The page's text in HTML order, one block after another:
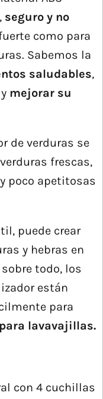
seguro y no
como para
Sabemos la
saludables,
mejorar su
de verduras se
frescas,
poco apetitosas
puede crear
y hebras en
todo, los
están
para
lavavajillas.
con 4 cuchillas